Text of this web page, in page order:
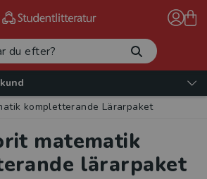
kompletterande Lärarpaket
matematik
lärarpaket